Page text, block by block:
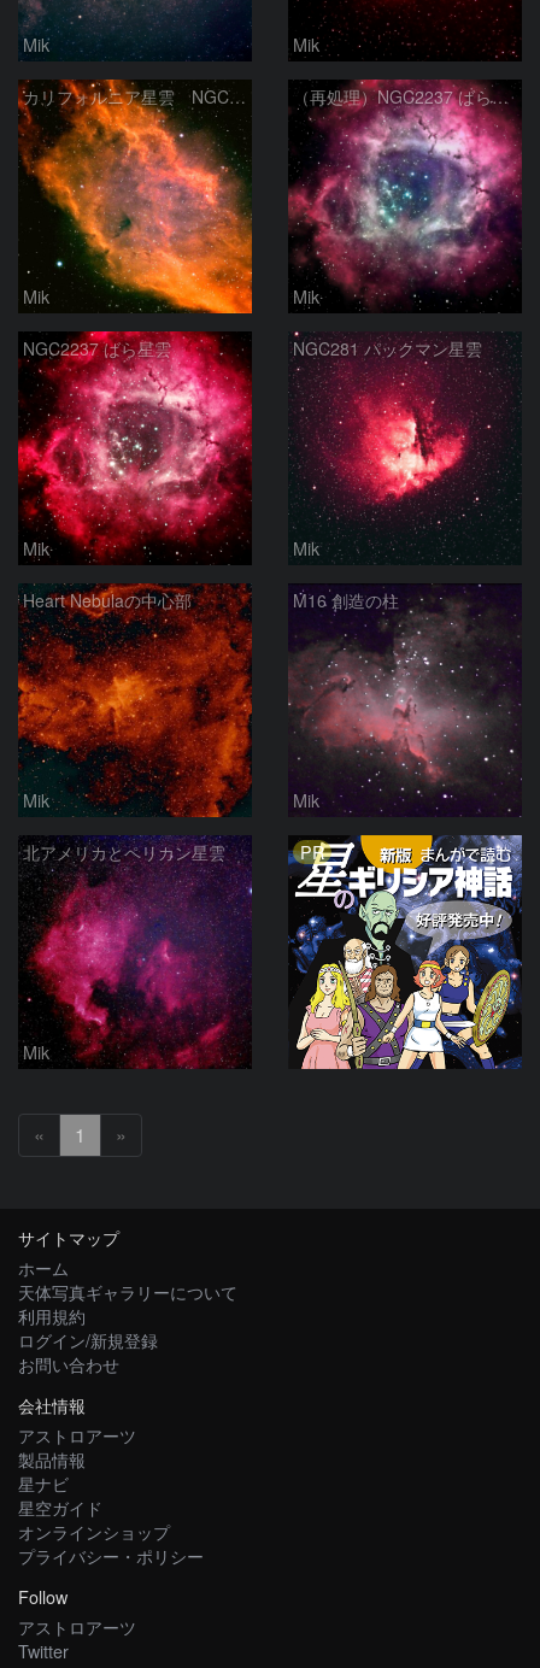
Mik Mik
カリフォルニア星雲 NGC1499 街中のカリフォルニア
Mik
（再処理）NGC2237 ばら星雲
Mik
NGC2237 ばら星雲
Mik
NGC281 パックマン星雲
Mik
Heart Nebulaの中心部
Mik
M16 創造の柱
Mik
北アメリカとペリカン星雲
Mik
PR
« 1 »
サイトマップ
ホーム
天体写真ギャラリーについて
利用規約
ログイン/新規登録
お問い合わせ
会社情報
アストロアーツ
製品情報
星ナビ
星空ガイド
オンラインショップ
プライバシー・ポリシー
Follow
アストロアーツ
Twitter